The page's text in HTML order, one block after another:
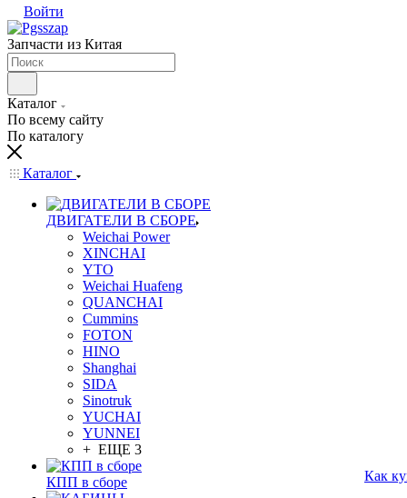
Войти
Запчасти из Китая
Каталог
По всему сайту
По каталогу
Каталог
ДВИГАТЕЛИ В СБОРЕ
Weichai Power
XINCHAI
YTO
Weichai Huafeng
QUANCHAI
Cummins
FOTON
HINO
Shanghai
SIDA
Sinotruk
YUCHAI
YUNNEI
+ ЕЩЕ 3
КПП в сборе
Как